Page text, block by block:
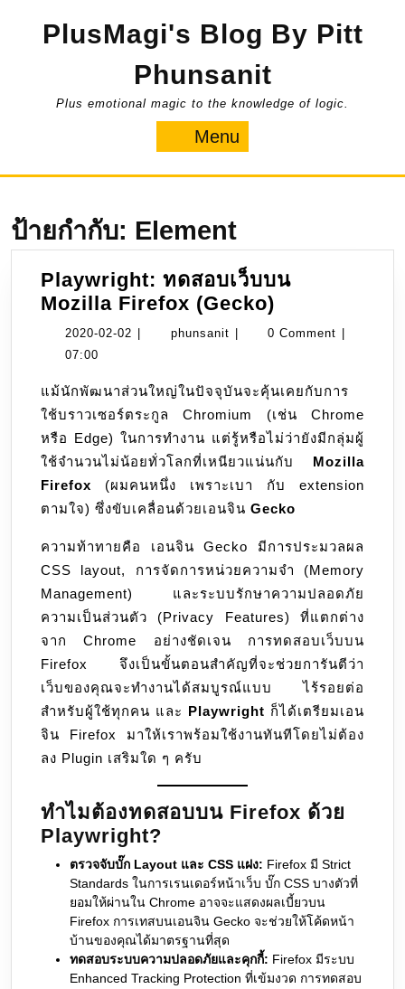
PlusMagi's Blog By Pitt
Phunsanit
Plus emotional magic to the knowledge of logic.
Menu
ป้ายกำกับ: Element
Playwright: ทดสอบเว็บบน
Mozilla Firefox (Gecko)
ทดสอบ
Mozilla
Firefox
(Gecko)
2020-02-02 2020- phunsanit phunsanit0 Comment
07:00
แม้นักพัฒนาส่วนใหญ่ในปัจจุบันจะคุ้นเคยกับการ
ใช้บราวเซอร์ตระกูล Chromium (เช่น Chrome
หรือ Edge) ในการทำงาน แต่รู้หรือไม่ว่ายังมีกลุ่มผู้
ใช้จำนวนไม่น้อยทั่วโลกที่เหนียวแน่นกับ Mozilla
Firefox (ผมคนหนึ่ง เพราะเบา กับ extension
ตามใจ) ซึ่งขับเคลื่อนด้วยเอนจิน Gecko
ความท้าทายคือ เอนจิน Gecko มีการประมวลผล
CSS layout, การจัดการหน่วยความจำ (Memory
Management) และระบบรักษาความปลอดภัย
ความเป็นส่วนตัว (Privacy Features) ที่แตกต่าง
จาก Chrome อย่างชัดเจน การทดสอบเว็บบน
Firefox จึงเป็นขั้นตอนสำคัญที่จะช่วยการันตีว่า
เว็บของคุณจะทำงานได้สมบูรณ์แบบ ไร้รอยต่อ
สำหรับผู้ใช้ทุกคน และ Playwright ก็ได้เตรียมเอน
จิน Firefox มาให้เราพร้อมใช้งานทันทีโดยไม่ต้อง
ลง Plugin เสริมใด ๆ ครับ
ทำไมต้องทดสอบบน Firefox ด้วย
Playwright?
ตรวจจับบั๊ก Layout และ CSS แฝง: Firefox มี Strict
Standards ในการเรนเดอร์หน้าเว็บ บั๊ก CSS บางตัวที่
ยอมให้ผ่านใน Chrome อาจจะแสดงผลเบี้ยวบน
Firefox การเทสบนเอนจิน Gecko จะช่วยให้โค้ดหน้า
บ้านของคุณได้มาตรฐานที่สุด
ทดสอบระบบความปลอดภัยและคุกกี้: Firefox มีระบบ
Enhanced Tracking Protection ที่เข้มงวด การทดสอบ